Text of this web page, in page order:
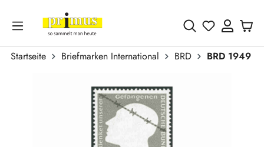
Zum Hauptinhalt springen
Du hast 0
Startseite Briefmarken International BRD
BRD 1949 -